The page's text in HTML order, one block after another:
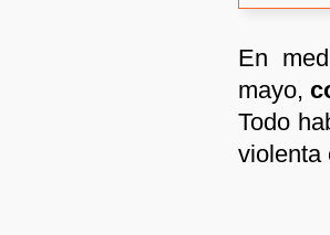
En
mayo,
Todo
violenta